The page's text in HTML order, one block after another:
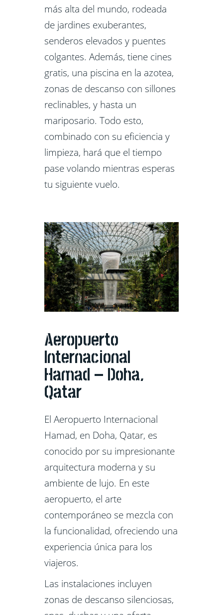
más alta del mundo, rodeada
de jardines exuberantes,
senderos elevados y puentes
colgantes. Además, tiene cines
gratis, una piscina en la azotea,
zonas de descanso con sillones
reclinables, y hasta un
mariposario. Todo esto,
combinado con su eficiencia y
limpieza, hará que el tiempo
pase volando mientras esperas
tu siguiente vuelo.
Aeropuerto
Internacional
Hamad – Doha,
Qatar
El Aeropuerto Internacional
Hamad, en Doha, Qatar, es
conocido por su impresionante
arquitectura moderna y su
ambiente de lujo. En este
aeropuerto, el arte
contemporáneo se mezcla con
la funcionalidad, ofreciendo una
experiencia única para los
viajeros.
Las instalaciones incluyen
zonas de descanso silenciosas,